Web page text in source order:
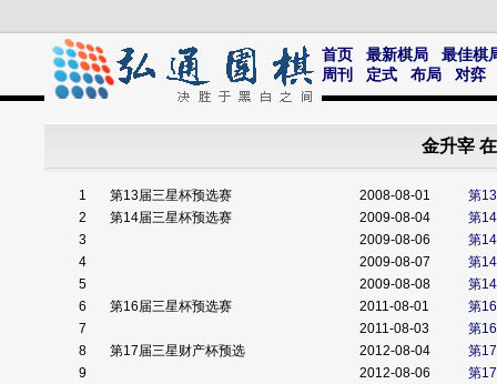
首页 最新棋局
最佳棋
周刊
定式 布局 对弈
金升宰
1 第13届三星杯预选赛 2008-08-01
第
2
第14届三星杯预选赛 2009-08-04
第
3
2009-08-06
第
4
2009-08-07
第
5
2009-08-08
第
6
第16届三星杯预选赛 2011-08-01
第
7
2011-08-03
第
8
第17届三星财产杯预选 2012-08-04
第
9
2012-08-06
第